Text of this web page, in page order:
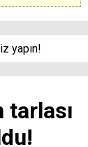
yapın!
tarlası